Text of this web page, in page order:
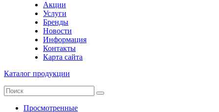
Акции
Услуги
Бренды
Новости
Информация
Контакты
Карта сайта
Каталог продукции
Просмотренные